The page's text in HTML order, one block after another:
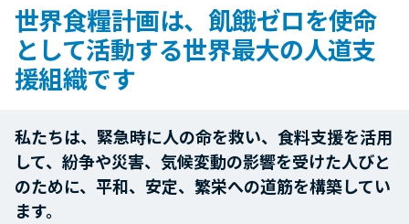
世界食糧計画は、飢餓ゼロを使命
として活動する世界最大の人道支
援組織です
私たちは、緊急時に人の命を救い、食料支援を活用
して、紛争や災害、気候変動の影響を受けた人びと
のために、平和、安定、繁栄への道筋を構築してい
ます。